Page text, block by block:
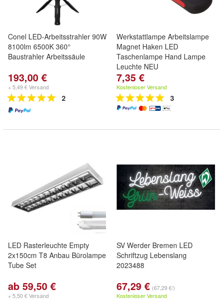
Conel LED-Arbeitsstrahler 90W
8100lm 6500K 360°
Baustrahler Arbeitssäule
193,00 €
+ 5,49 € Versand
2
Werkstattlampe Arbeitslampe
Magnet Haken LED
Taschenlampe Hand Lampe
Leuchte NEU
7,35 €
Kostenloser Versand
3
LED Rasterleuchte Empty
2x150cm T8 Anbau Bürolampe
Tube Set
ab 59,50 €
+ 5,50 € Versand
SV Werder Bremen LED
Schriftzug Lebenslang
2023488
67,29 € (67,29 €/)
Kostenloser Versand